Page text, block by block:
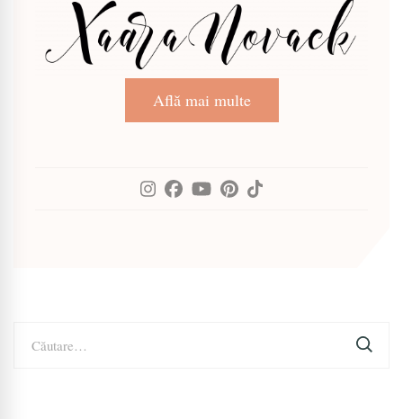
Află mai multe
după: